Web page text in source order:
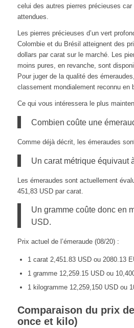
celui des autres pierres précieuses
attendues.
Les pierres précieuses d’un vert
Colombie et du Brésil atteignent des
dollars par carat sur le marché. Les
moins pures, en revanche, sont
Pour juger de la qualité des
classement mondialement reconnu en
Ce qui vous intéressera le plus
Combien coûte une
Comme déjà décrit, les émeraudes
Un carat métrique équivaut
Les émeraudes sont actuellement
451,83 USD par carat.
Un gramme coûte donc en
USD.
Prix actuel de l’émeraude (08/20) :
1 carat 2,451.83 USD ou 2080.13
1 gramme 12,259.15 USD ou
1 kilogramme 12,259,150 USD ou
Comparaison du prix
once et kilo)